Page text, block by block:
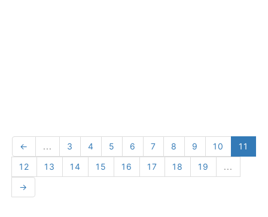
← ... 3 4 5 6 7 8 9 10
11
12
13 14 15 16 17 18 19
...
→